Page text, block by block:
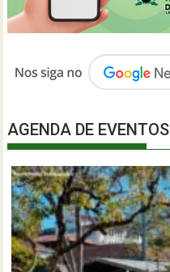
AGENDA DE EVENTOS